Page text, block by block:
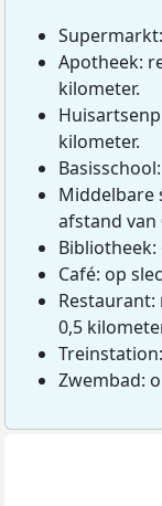
Apotheek:
kilometer.
kilometer.
Middelbare
afstand van
Café: op
0,5
Zwembad: